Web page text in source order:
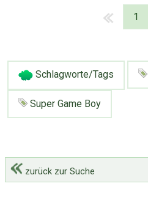
1
Schlagworte/Tags
Super Game Boy
zurück zur Suche